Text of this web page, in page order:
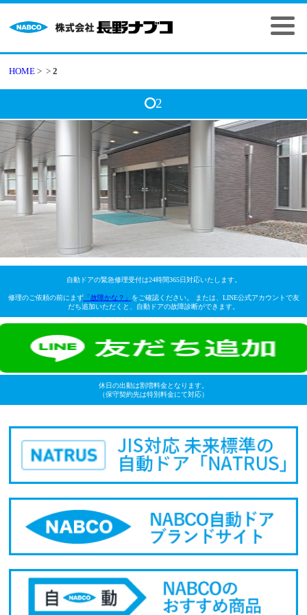
HOME > >2
2
自動ドアの緊急修理受付は24時間365日対応いたします。
修理のご依頼の前にまず「故障かな？」
をご確認ください。 または、LINE公式アカウントで友
だち追加いただくと、自動ドアの故障診断ができます。
休日の出動は割増料金となります。
（保守契約先は特別料金にて対応）